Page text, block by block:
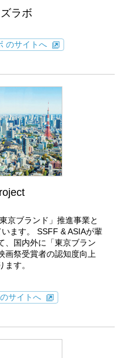
ラボ
のサイトへ
京ブランド」推進事業と
ます。 SSFF & ASIAが輩
、国内外に「東京ブラン
画祭受賞者の認知度向上
す。
サイトへ